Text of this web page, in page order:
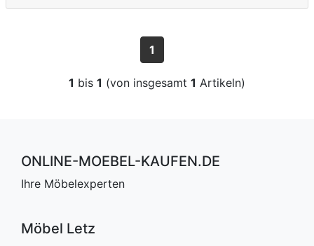
1
1 bis 1 (von insgesamt 1 Artikeln)
ONLINE-MOEBEL-KAUFEN.DE
Ihre Möbelexperten
Möbel Letz